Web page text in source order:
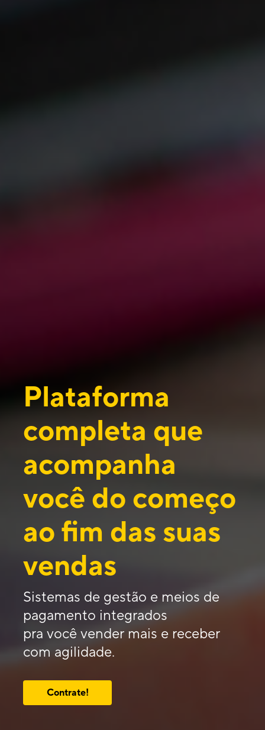
Plataforma
completa que
acompanha
você do começo
ao fim das suas
vendas
Sistemas de gestão e meios de
pagamento integrados
pra você vender mais e receber
com agilidade.
Contrate!